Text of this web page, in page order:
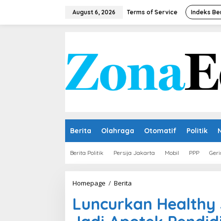
August 6, 2026 Terms of Service Indeks
Berita Olahraga Otomatif Politik
Berita Politik Persija Jakarta Mobil PPP
Homepage / Berita
Jamu,
Farmasi
Unissula
Luncurkan Healthy